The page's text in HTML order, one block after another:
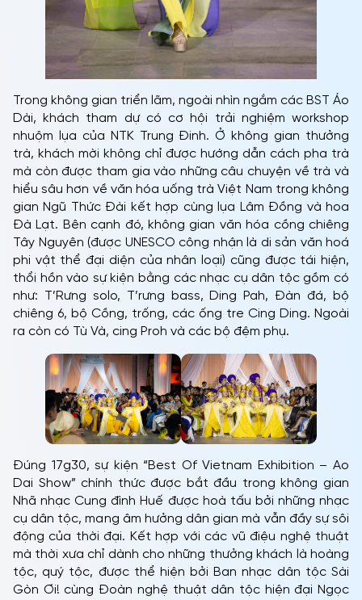
Trong không gian triển lãm, ngoài nhìn ngắm các BST Áo
Dài, khách tham dự có cơ hội trải nghiệm workshop
nhuộm lụa của NTK Trung Đinh. Ở không gian thưởng
trà, khách mời không chỉ được hướng dẫn cách pha trà
mà còn được tham gia vào những câu chuyện về trà và
hiểu sâu hơn về văn hóa uống trà Việt Nam trong không
gian Ngũ Thức Đài kết hợp cùng lụa Lâm Đồng và hoa
Đà Lạt. Bên cạnh đó, không gian văn hóa cồng chiêng
Tây Nguyên (được UNESCO công nhận là di sản văn hoá
phi vật thể đại diện của nhân loại) cũng được tái hiện,
thổi hồn vào sự kiện bằng các nhạc cụ dân tộc gồm có
như: T’Rưng solo, T’rưng bass, Ding Pah, Đàn đá, bộ
chiêng 6, bộ Cồng, trống, các ống tre Cing Ding. Ngoài
ra còn có Tù Và, cing Proh và các bộ đệm phụ.
Đúng 17g30, sự kiện “Best Of Vietnam Exhibition – Ao
Dai Show” chính thức được bắt đầu trong không gian
Nhã nhạc Cung đình Huế được hoà tấu bởi những nhạc
cụ dân tộc, mang âm hưởng dân gian mà vẫn đầy sự sôi
động của thời đại. Kết hợp với các vũ điệu nghệ thuật
mà thời xưa chỉ dành cho những thưởng khách là hoàng
tộc, quý tộc, được thể hiện bởi Ban nhạc dân tộc Sài
Gòn Ơi! cùng Đoàn nghệ thuật dân tộc hiện đại Ngọc